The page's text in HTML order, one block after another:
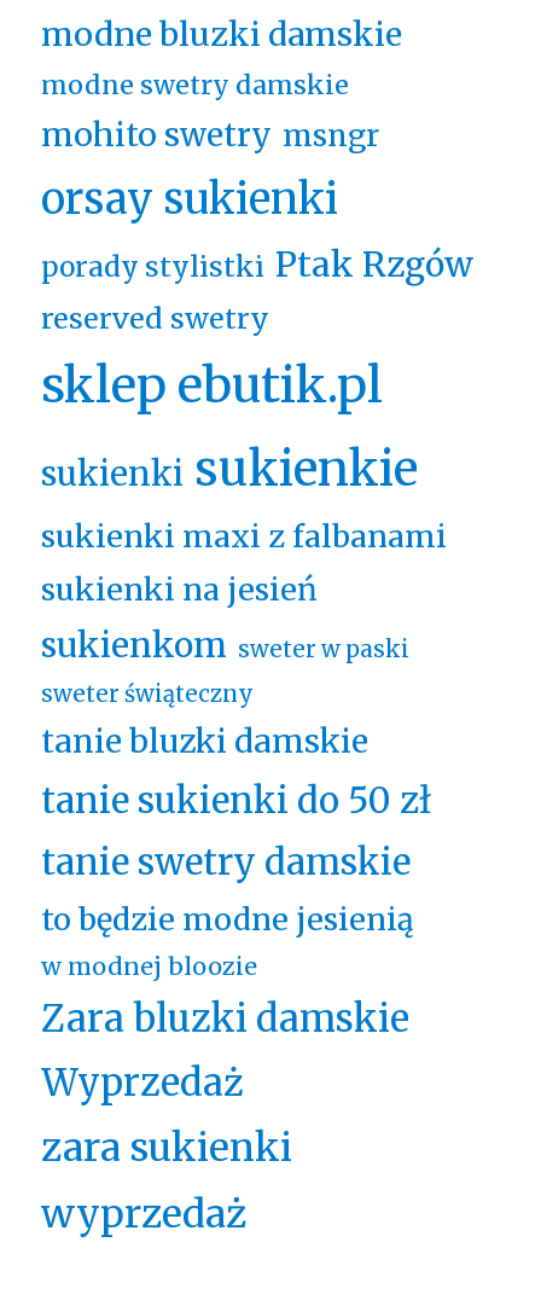
modne bluzki damskie
modne swetry damskie
mohito swetry msngr
orsay sukienki
porady stylistki Ptak Rzgów
reserved swetry
sklep ebutik.pl
sukienki sukienkie
sukienki maxi z falbanami
sukienki na jesień
sukienkom sweter w paski
sweter świąteczny
tanie bluzki damskie
tanie sukienki do 50 zł
tanie swetry damskie
to będzie modne jesienią
w modnej bloozie
Zara bluzki damskie
Wyprzedaż
zara sukienki
wyprzedaż